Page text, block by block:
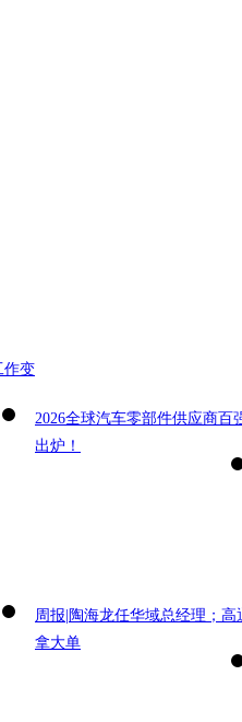
作变
2026全球汽车零部件供应商百
出炉！
周报|陶海龙任华域总经理；高
拿大单